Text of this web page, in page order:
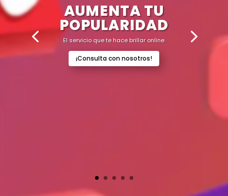
AUMENTA TU
POPULARIDAD
El servicio que te hace brillar online
¡Consulta con nosotros!